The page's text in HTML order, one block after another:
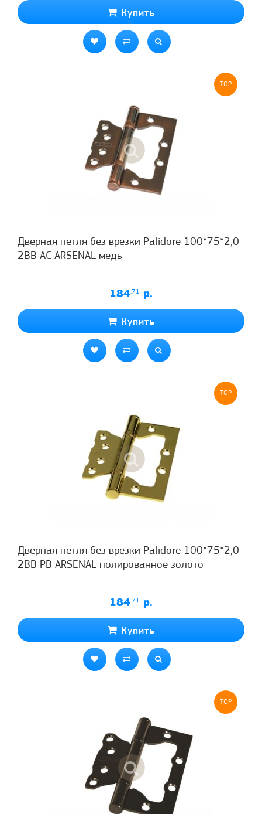
Купить
TOP
Дверная петля без врезки Palidore 100*75*2,0
2ВВ АС ARSENAL медь
184.71 р.
Купить
TOP
Дверная петля без врезки Palidore 100*75*2,0
2ВВ РВ ARSENAL полированное золото
184.71 р.
Купить
TOP